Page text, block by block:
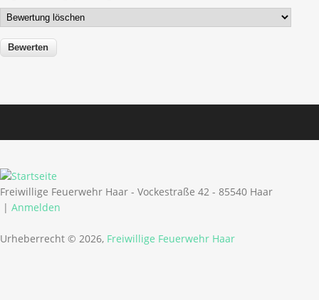
Freiwillige Feuerwehr Haar - Vockestraße 42 - 85540 Haar
| Anmelden
Urheberrecht © 2026, Freiwillige Feuerwehr Haar